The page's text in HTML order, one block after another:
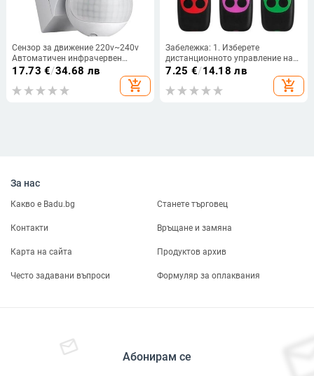
Сензор за движение 220v~240v
Автоматичен инфрачервен
превключвател за движение
Сензор за градуса Въртящ се
таймер 180 Външна PIR светлина
17.73 €/34.68 лв
add_shopping_cart
Забележка: 1. Изберете
дистанционното управление на
предпоставката: оригиналната
управление е нормална, чипът за
7.25 €/14.18 лв
add_shopping_cart
За нас
Какво е Badu.bg Станете търговец
Контакти Връщане и замяна
Карта на сайта Продуктов архив
Често задавани въпроси Формуляр за оплаквания
Абонирам се